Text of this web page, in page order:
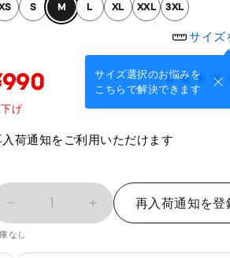
S M L XL XXL 3XL
サイズ
サイズ選択のお悩みを
こちらで解決できます
げ
入荷通知をご利用いただけます
1 再入荷通知を登
なし